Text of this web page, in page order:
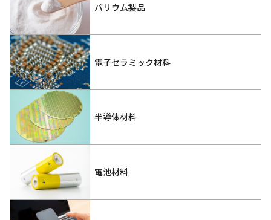
バリウム製品
電子セラミック材料
半導体材料
電池材料